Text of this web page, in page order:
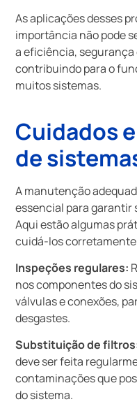
As aplicações desses
importância não pode
a eficiência, segurança
contribuindo para o
muitos sistemas.
Cuidados
de
A manutenção
essencial para garantir
Aqui estão algumas
cuidá-los
Inspeções regulares:
nos componentes do
válvulas e conexões,
desgastes.
Substituição de
deve ser feita
contaminações que
do sistema.